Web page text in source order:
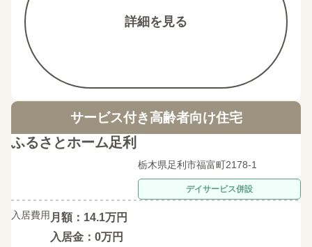
詳細を見る
サービス付き高齢者向け住宅
ふるさとホーム足利
栃木県足利市福富町2178-1
デイサービス併設
入居費用 月額：14.1万円
入居金：0万円